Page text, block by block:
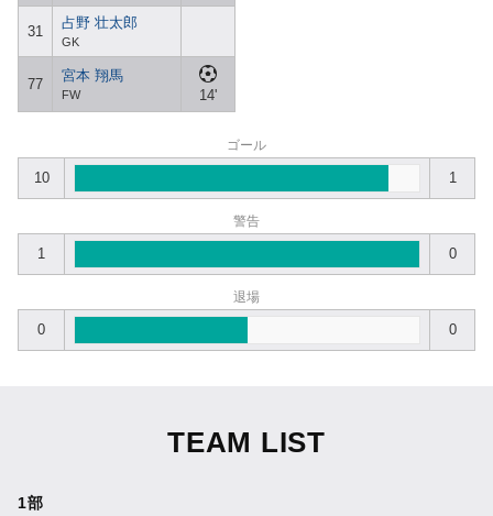
31
占野 壮太郎
GK
77
宮本 翔馬
FW 14'
ゴール
10 1
警告
1 0
退場
0 0
TEAM LIST
1部